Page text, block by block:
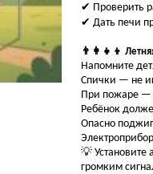
✔ Проверить
✔ Дать печи
👨‍👩‍👧‍👦
Напомните
Спички — не
При пожаре —
Ребёнок
Опасно
💡
громким